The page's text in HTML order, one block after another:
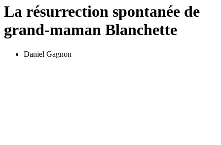
La résurrection spontanée de
grand-maman Blanchette
Daniel Gagnon